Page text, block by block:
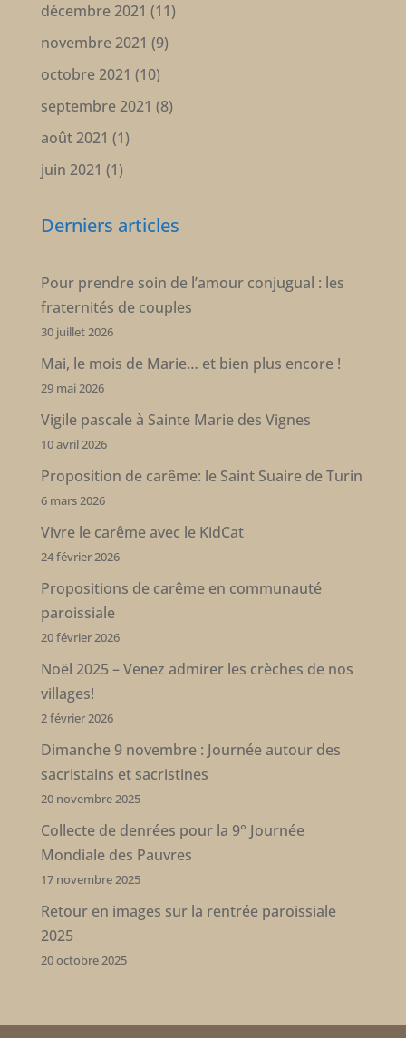
décembre 2021 (11)
novembre 2021 (9)
octobre 2021 (10)
septembre 2021 (8)
août 2021 (1)
juin 2021 (1)
Derniers articles
Pour prendre soin de l’amour conjugual : les
fraternités de couples
30 juillet 2026
Mai, le mois de Marie… et bien plus encore !
29 mai 2026
Vigile pascale à Sainte Marie des Vignes
10 avril 2026
Proposition de carême: le Saint Suaire de Turin
6 mars 2026
Vivre le carême avec le KidCat
24 février 2026
Propositions de carême en communauté
paroissiale
20 février 2026
Noël 2025 – Venez admirer les crèches de nos
villages!
2 février 2026
Dimanche 9 novembre : Journée autour des
sacristains et sacristines
20 novembre 2025
Collecte de denrées pour la 9° Journée
Mondiale des Pauvres
17 novembre 2025
Retour en images sur la rentrée paroissiale
2025
20 octobre 2025